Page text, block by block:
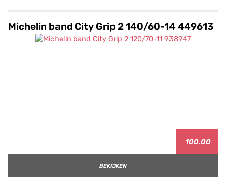
Michelin band City Grip 2 140/60-14 449613
100.00
BEKIJKEN